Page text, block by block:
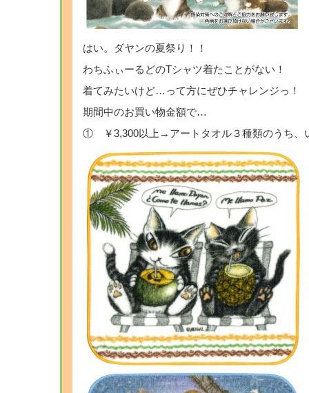
はい。ダヤンの夏祭り！！
わちふぃーるどのTシャツ着たことがない！
着てみたいけど…って方にぜひチャレンジっ！
期間中のお買い物金額で…
① ￥3,300以上→アートタオル３種類のうち、